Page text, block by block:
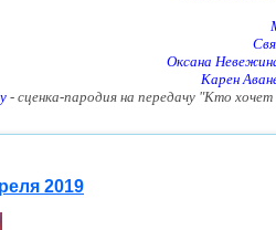
Оксана
Карен
- сценка-пародия на передачу "Кто
2019